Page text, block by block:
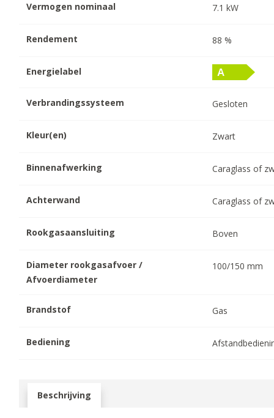
Vermogen nominaal 7.1 kW
Rendement 88 %
Energielabel
Verbrandingssysteem Gesloten
Kleur(en) Zwart
Binnenafwerking Caraglass of
Achterwand Caraglass of
Rookgasaansluiting Boven
Diameter rookgasafvoer /
Afvoerdiameter
100/150 mm
Brandstof Gas
Bediening
Beschrijving